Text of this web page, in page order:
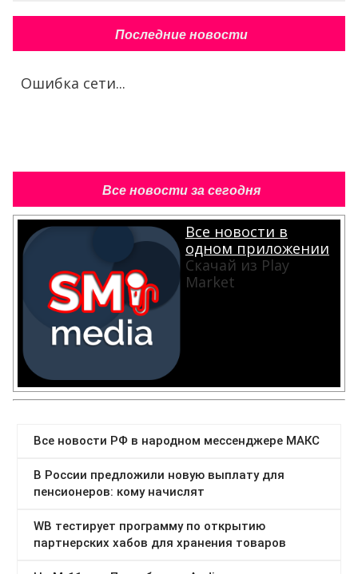
Последние новости
Ошибка сети...
Все новости за сегодня
Все новости в
одном приложении
Скачай из Play
Market